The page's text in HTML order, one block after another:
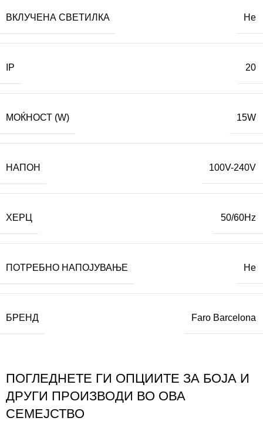
ВКЛУЧЕНА СВЕТИЛКА Не
IP 20
МОЌНОСТ (W) 15W
НАПОН 100V-240V
ХЕРЦ 50/60Hz
ПОТРЕБНО НАПОЈУВАЊЕ Не
БРЕНД Faro Barcelona
ПОГЛЕДНЕТЕ ГИ ОПЦИИТЕ ЗА БОЈА И
ДРУГИ ПРОИЗВОДИ ВО ОВА
СЕМЕЈСТВО